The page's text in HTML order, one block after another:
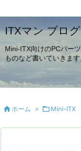
ITXマン ブログ
Mini-ITX向けのPCパー
ものなど書いていきま
 ホーム > Mini-ITX